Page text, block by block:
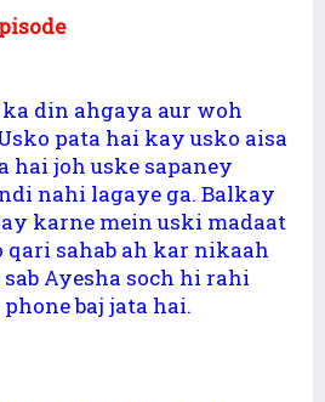
din ahgaya aur woh
pata hai kay usko aisa
hai joh uske sapaney
nahi lagaye ga. Balkay
karne mein uski madaat
qari sahab ah kar nikaah
Ayesha soch hi rahi
baj jata hai.